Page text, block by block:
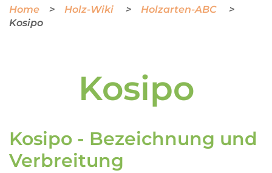
Home Holz-Wiki
Holzarten-ABC
Kosipo
Kosipo
Kosipo - Bezeichnung und
Verbreitung